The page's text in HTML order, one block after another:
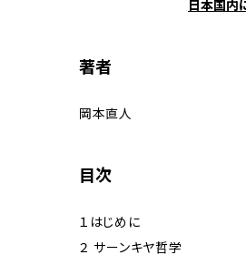
日本国内
著者
岡本直人
目次
１はじめに
２ サーンキヤ哲学